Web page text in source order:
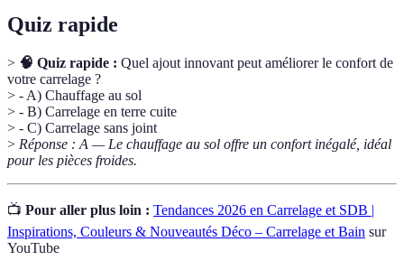
Quiz rapide
> 🧠 Quiz rapide : Quel ajout innovant peut améliorer le confort de
votre carrelage ?
> - A) Chauffage au sol
> - B) Carrelage en terre cuite
> - C) Carrelage sans joint
> Réponse : A — Le chauffage au sol offre un confort inégalé, idéal
pour les pièces froides.
📺 Pour aller plus loin : Tendances 2026 en Carrelage et SDB |
Inspirations, Couleurs & Nouveautés Déco – Carrelage et Bain sur
YouTube